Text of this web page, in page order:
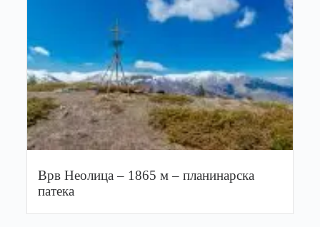
Врв Неолица – 1865 м – планинарска
патека